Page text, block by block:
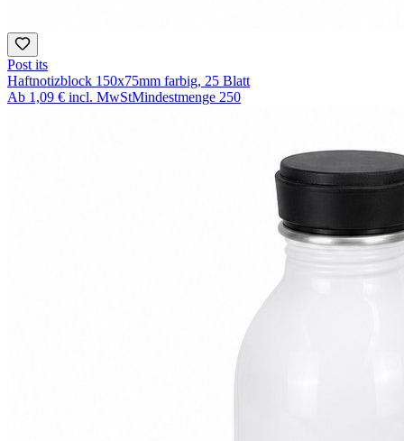
Post its
Haftnotizblock 150x75mm farbig, 25 Blatt
Ab 1,09 € incl. MwStMindestmenge 250